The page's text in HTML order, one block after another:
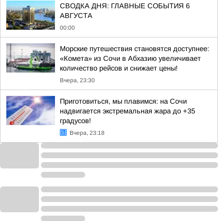
СВОДКА ДНЯ: ГЛАВНЫЕ СОБЫТИЯ 6
АВГУСТА
00:00
Морские путешествия становятся доступнее:
«Комета» из Сочи в Абхазию увеличивает
количество рейсов и снижает цены!
Вчера, 23:30
Приготовиться, мы плавимся: на Сочи
надвигается экстремальная жара до +35
градусов!
Вчера, 23:18